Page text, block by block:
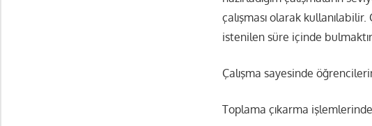
çalışması olarak
istenilen süre içinde bulmaktır.
Çalışma sayesinde
Toplama çıkarma işlemlerinde